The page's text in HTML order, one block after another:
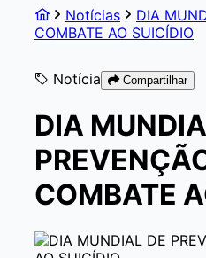
Notícias
DIA
COMBATE AO SUICÍDIO
Notícia Compartilhar
DIA
COMBATE